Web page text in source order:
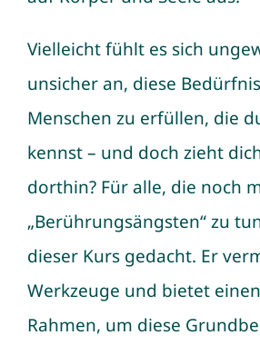
Vielleicht fühlt es sich
unsicher an, diese
Menschen zu erfüllen, die
kennst – und doch zieht
dorthin? Für alle, die noch
„Berührungsängsten“ zu
dieser Kurs gedacht. Er
Werkzeuge und bietet
Rahmen, um diese